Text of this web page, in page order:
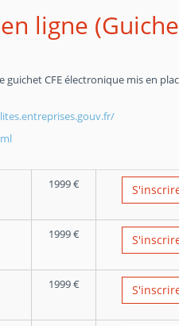
ligne
CFE électronique mis en
1999€
1999€
1999€